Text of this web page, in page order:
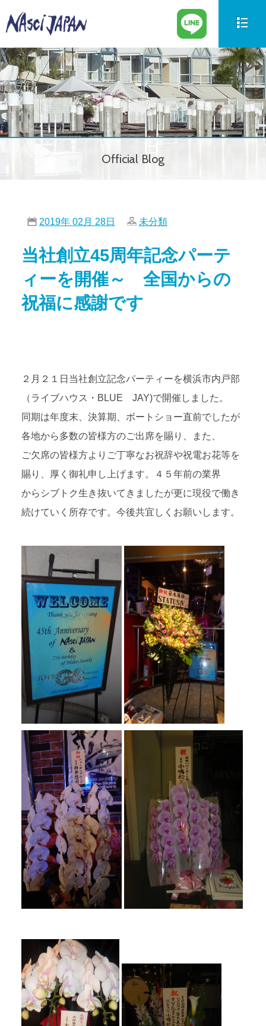
New Boat
新艇情報
Used Boat
中古艇情報
Parts
パーツ情報
会社紹介
Access map
アクセス
Official Blog
2019年 02月 28日 未分類
当社創立45周年記念パーテ
ィーを開催～ 全国からの
祝福に感謝です
２月２１日当社創立記念パーティーを横浜市内戸部
（ライブハウス・BLUE JAY)で開催しました。
同期は年度末、決算期、ボートショー直前でしたが
各地から多数の皆様方のご出席を賜り、また、
ご欠席の皆様方よりご丁寧なお祝辞や祝電お花等を
賜り、厚く御礼申し上げます。４５年前の業界
からシブトク生き抜いてきましたが更に現役で働き
続けていく所存です。今後共宜しくお願いします。